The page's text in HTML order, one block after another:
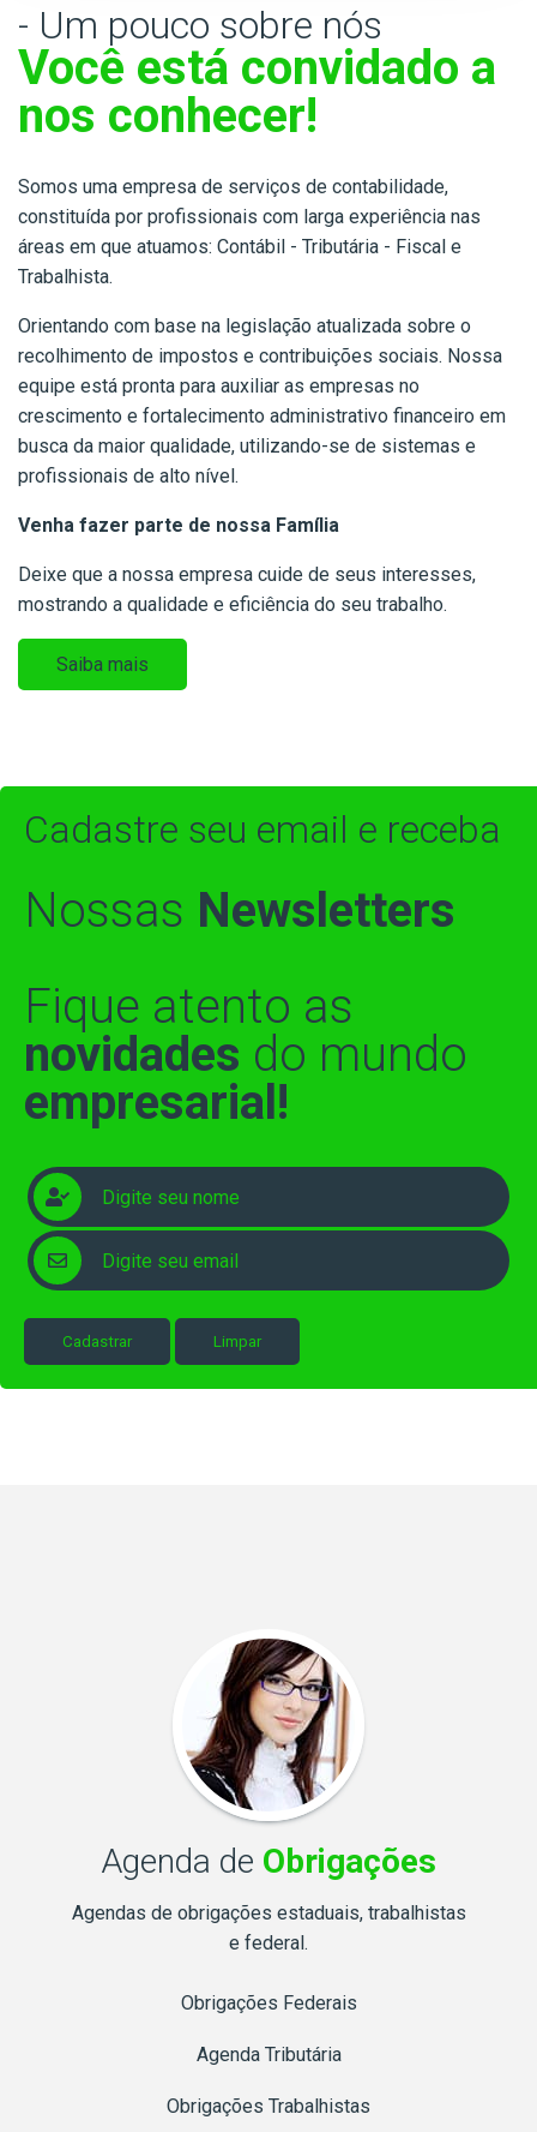
- Um pouco sobre nós
Você está convidado a
nos conhecer!
Somos uma empresa de serviços de contabilidade,
constituída por profissionais com larga experiência nas
áreas em que atuamos: Contábil - Tributária - Fiscal e
Trabalhista.
Orientando com base na legislação atualizada sobre o
recolhimento de impostos e contribuições sociais. Nossa
equipe está pronta para auxiliar as empresas no
crescimento e fortalecimento administrativo financeiro em
busca da maior qualidade, utilizando-se de sistemas e
profissionais de alto nível.
Venha fazer parte de nossa Família
Deixe que a nossa empresa cuide de seus interesses,
mostrando a qualidade e eficiência do seu trabalho.
Saiba mais
Cadastre seu email e receba
Nossas Newsletters
Fique atento as
novidades do mundo
empresarial!
Cadastrar Limpar
Agenda de Obrigações
Agendas de obrigações estaduais, trabalhistas
e federal.
Obrigações Federais
Agenda Tributária
Obrigações Trabalhistas